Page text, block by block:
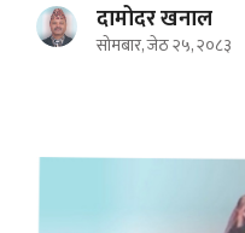
दामोदर खनाल
सोमबार, जेठ २५, २०८३